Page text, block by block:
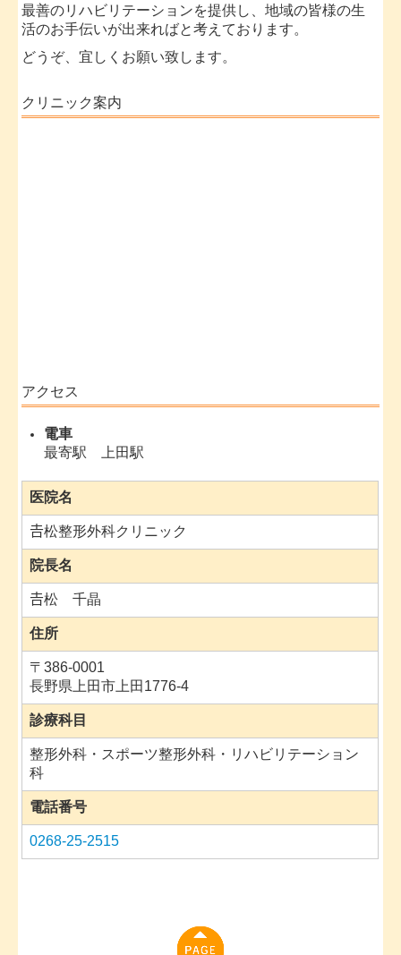
クリニック案内
アクセス
電車
最寄駅 上田駅
医院名
𠮷松整形外科クリニック
院長名
𠮷松 千晶
住所
〒386-0001
長野県上田市上田1776-4
診療科目
整形外科・スポーツ整形外科・リハビリテーション
科
電話番号
0268-25-2515
最善のリハビリテーションを提供し、地域の皆様の生
活のお手伝いが出来ればと考えております。
どうぞ、宜しくお願い致します。